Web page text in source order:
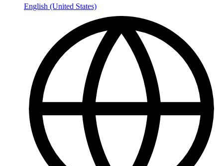
English (United States)